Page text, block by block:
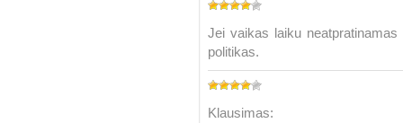
Jei vaikas laiku
politikas.
Klausimas: